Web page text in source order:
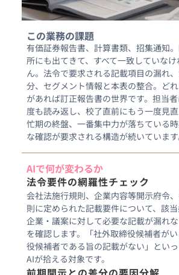
この業務の課題
有価証券報告書、計算書類、招集通知
所にも出てきて、すべて一致していな
ん。法令で要求される記載項目の漏れ
分、セグメント情報と本表の整合。ど
があれば訂正報告書の世界です。担当
度も読み返し、校了直前にもう一度見
忙期の終盤、一番集中力が落ちている
な確認が要求される構造が続いています
AIで何が変わるか
法令要件の網羅性チェック
会社法施行規則、企業内容等開示府令
則に定められた記載要件について、該
企業・議案に対して必要な記載が漏れ
を確認します。「社外取締役候補者が
役候補者である旨の記載がない」といっ
AIが拾える対象です。